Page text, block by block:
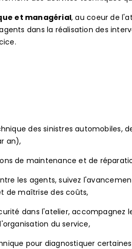
et managérial, au coeur de
dans la réalisation des
des sinistres automobiles,
an),
de maintenance et de
les agents, suivez
de maîtrise des coûts,
dans l'atelier, accompagnez
du service,
pour diagnostiquer